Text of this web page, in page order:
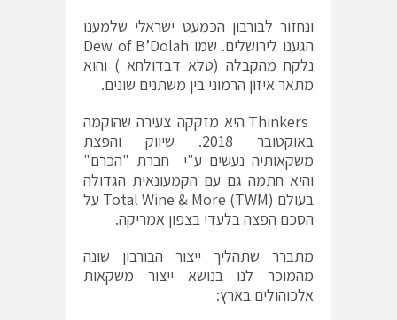
ונחזור לבורבון הכמעט ישראלי שלמענו
הגענו לירושלים. שמו Dew of B’Dolah
נלקח מהקבלה (טלא דבדולחא ) והוא
מתאר איזון הרמוני בין משתנים שונים.
Thinkers היא מזקקה צעירה שהוקמה
באוקטובר 2018. שיווק והפצת
משקאותיה נעשים ע"י חברת "הכרם"
והיא חתמה גם עם הקמעונאית הגדולה
בעולם Total Wine & More (TWM) על
הסכם הפצה בלעדי בצפון אמריקה.
מתברר שתהליך ייצור הבורבון שונה
מהמוכר לנו בנושא ייצור משקאות
אלכוהולים בארץ: